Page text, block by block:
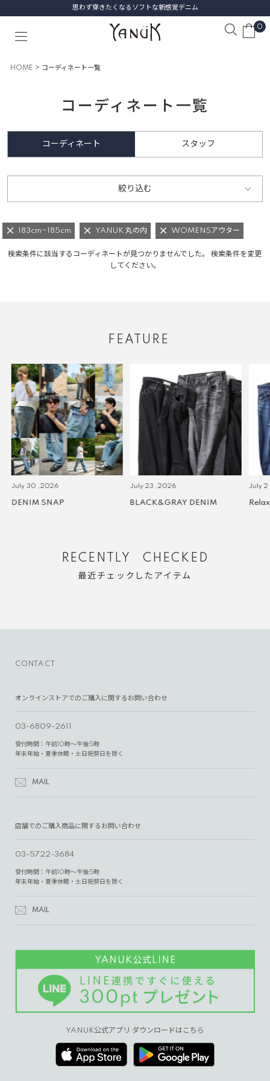
思わず穿きたくなるソフトな新感覚デニム
0
HOME コーディネート一覧
コーディネート一覧
コーディネート スタッフ
絞り込む
183cm~185cm YANUK 丸の内 WOMENSアウター
検索条件に該当するコーディネートが見つかりませんでした。 検索条件を変更
してください。
FEATURE
July 30 ,2026
DENIM SNAP
July 23 ,2026
BLACK&GRAY DENIM
July 2
Relax
RECENTLY CHECKED
最近チェックしたアイテム
CONTACT
オンラインストアでのご購入に関するお問い合わせ
03-6809-2611
受付時間：午前10時～午後5時
年末年始・夏季休暇・土日祝祭日を除く
MAIL
店舗でのご購入商品に関するお問い合わせ
03-5722-3684
受付時間：午前10時～午後5時
年末年始・夏季休暇・土日祝祭日を除く
MAIL
YANUK公式アプリ ダウンロードはこちら